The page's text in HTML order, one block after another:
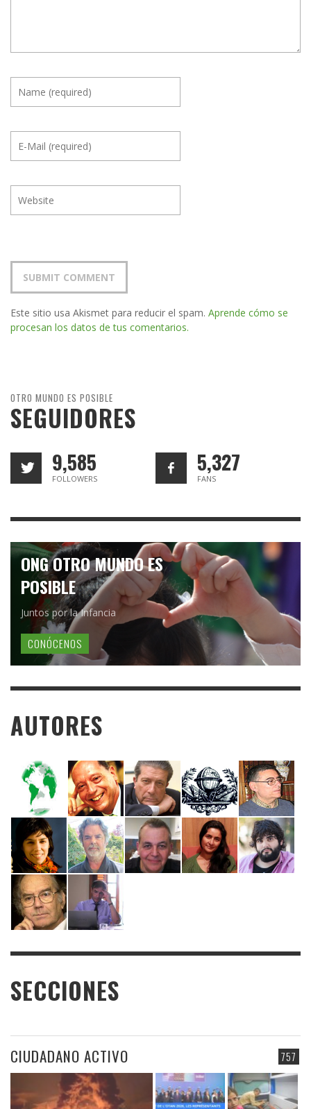
Este sitio usa Akismet para reducir el spam. Aprende cómo se
procesan los datos de tus comentarios.
OTRO MUNDO ES POSIBLE
SEGUIDORES
9,585
FOLLOWERS
5,327
FANS
ONG OTRO MUNDO ES
POSIBLE
Juntos por la Infancia
CONÓCENOS
AUTORES
SECCIONES
757
CIUDADANO ACTIVO